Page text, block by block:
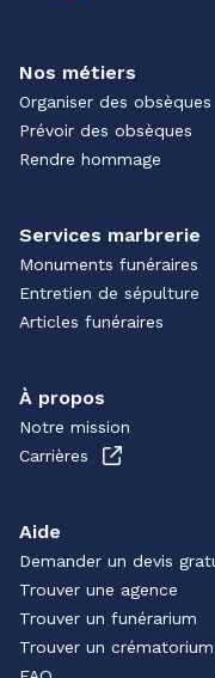
Nos métiers
Organiser des obsèques
Prévoir des obsèques
Rendre hommage
Services marbrerie
Monuments funéraires
Entretien de sépulture
Articles funéraires
À propos
Notre mission
Carrières
Aide
Demander un devis
Trouver une agence
Trouver un funérarium
Trouver un crématorium